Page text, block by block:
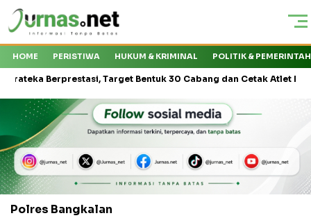
HOME PERISTIWA HUKUM & KRIMINAL POLITIK &
Berprestasi, Target Bentuk 30 Cabang dan Cetak Atlet Nasional
Polres Bangkalan